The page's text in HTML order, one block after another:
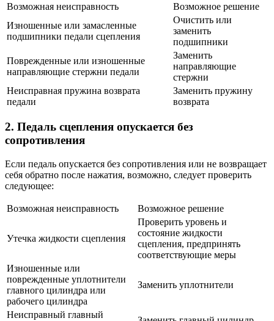
Возможная неисправность
Возможное решение
Изношенные или замасленные
подшипники педали сцепления
Очистить или
заменить
подшипники
Поврежденные или изношенные
направляющие стержни педали
Заменить
направляющие
стержни
Неисправная пружина возврата
педали
Заменить пружину
возврата
2. Педаль сцепления опускается без
сопротивления
Если педаль опускается без сопротивления или не возвращает
себя обратно после нажатия, возможно, следует проверить
следующее:
Возможная неисправность Возможное решение
Утечка жидкости сцепления
Проверить уровень и
состояние жидкости
сцепления, предпринять
соответствующие меры
Изношенные или
поврежденные уплотнители
главного цилиндра или
рабочего цилиндра
Заменить уплотнители
Неисправный главный